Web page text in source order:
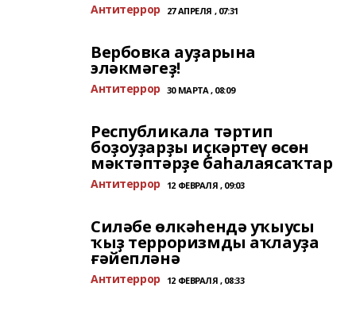
Антитеррор 27 АПРЕЛЯ , 07:31
Вербовка ауҙарына
эләкмәгеҙ!
Антитеррор 30 МАРТА , 08:09
Республикала тәртип
боҙоуҙарҙы иҫкәртеү өсөн
мәктәптәрҙе баһалаясаҡтар
Антитеррор 12 ФЕВРАЛЯ , 09:03
Силәбе өлкәһендә уҡыусы
ҡыҙ терроризмды аҡлауҙа
ғәйепләнә
Антитеррор 12 ФЕВРАЛЯ , 08:33